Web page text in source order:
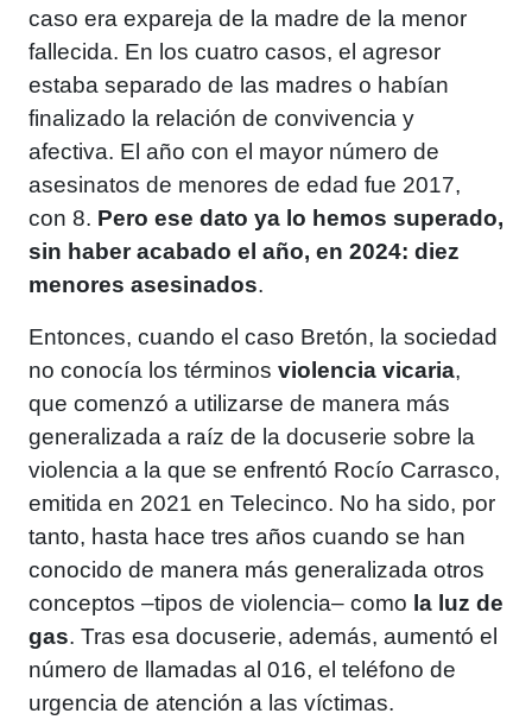
caso era expareja de la madre de la menor
fallecida. En los cuatro casos, el agresor
estaba separado de las madres o habían
finalizado la relación de convivencia y
afectiva. El año con el mayor número de
asesinatos de menores de edad fue 2017,
con 8. Pero ese dato ya lo hemos superado,
sin haber acabado el año, en 2024: diez
menores asesinados.
Entonces, cuando el caso Bretón, la sociedad
no conocía los términos violencia vicaria,
que comenzó a utilizarse de manera más
generalizada a raíz de la docuserie sobre la
violencia a la que se enfrentó Rocío Carrasco,
emitida en 2021 en Telecinco. No ha sido, por
tanto, hasta hace tres años cuando se han
conocido de manera más generalizada otros
conceptos –tipos de violencia– como la luz de
gas. Tras esa docuserie, además, aumentó el
número de llamadas al 016, el teléfono de
urgencia de atención a las víctimas.